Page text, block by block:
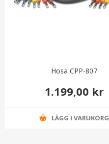
Hosa CPP-807
1.199,00 kr
LÄGG I VARUKORG